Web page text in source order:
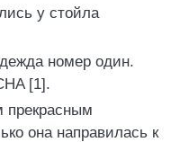
у стойла
номер один.
[1].
прекрасным
она направилась к